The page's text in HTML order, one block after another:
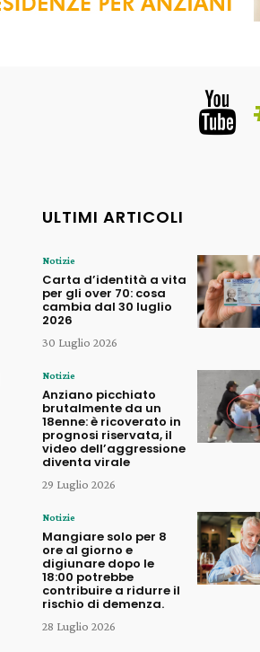
ULTIMI ARTICOLI
Notizie
Carta d’identità a vita
per gli over 70: cosa
cambia dal 30 luglio
2026
30 Luglio 2026
Notizie
Anziano picchiato
brutalmente da un
18enne: è ricoverato in
prognosi riservata, il
video dell’aggressione
diventa virale
29 Luglio 2026
Notizie
Mangiare solo per 8
ore al giorno e
digiunare dopo le
18:00 potrebbe
contribuire a ridurre il
rischio di demenza.
28 Luglio 2026